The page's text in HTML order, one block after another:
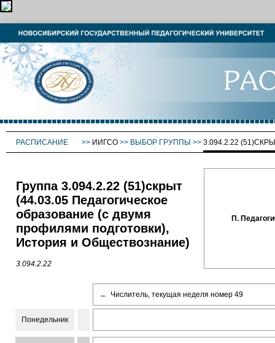
РАСПИСАНИЕ >> ИИГСО >> ВЫБОР ГРУППЫ >> 3.094.2.22
Группа 3.094.2.22 (51)скрыт
(44.03.05 Педагогическое
образование (с двумя
профилями подготовки),
История и Обществознание)
3.094.2.22
П.
← Числитель, текущая неделя номер 49
Понедельник